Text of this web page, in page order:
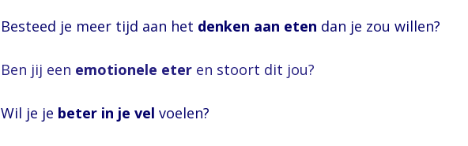
Besteed je meer tijd aan het denken aan eten dan je
Ben jij een emotionele eteren stoort dit jou?
Wil je je beter in je vel